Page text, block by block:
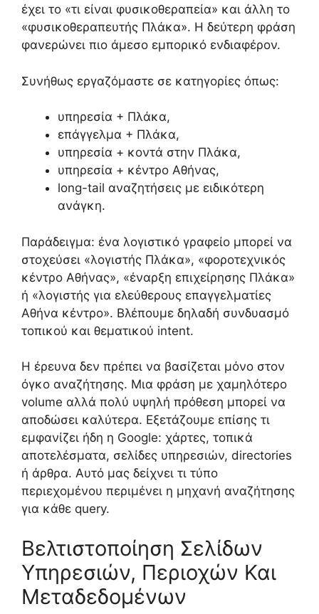
έχει το «τι είναι φυσικοθεραπεία» και άλλη το
«φυσικοθεραπευτής Πλάκα». Η δεύτερη φράση
φανερώνει πιο άμεσο εμπορικό ενδιαφέρον.
Συνήθως εργαζόμαστε σε κατηγορίες όπως:
υπηρεσία + Πλάκα,
επάγγελμα + Πλάκα,
υπηρεσία + κοντά στην Πλάκα,
υπηρεσία + κέντρο Αθήνας,
long-tail αναζητήσεις με ειδικότερη
ανάγκη.
Παράδειγμα: ένα λογιστικό γραφείο μπορεί να
στοχεύσει «λογιστής Πλάκα», «φοροτεχνικός
κέντρο Αθήνας», «έναρξη επιχείρησης Πλάκα»
ή «λογιστής για ελεύθερους επαγγελματίες
Αθήνα κέντρο». Βλέπουμε δηλαδή συνδυασμό
τοπικού και θεματικού intent.
Η έρευνα δεν πρέπει να βασίζεται μόνο στον
όγκο αναζήτησης. Μια φράση με χαμηλότερο
volume αλλά πολύ υψηλή πρόθεση μπορεί να
αποδώσει καλύτερα. Εξετάζουμε επίσης τι
εμφανίζει ήδη η Google: χάρτες, τοπικά
αποτελέσματα, σελίδες υπηρεσιών, directories
ή άρθρα. Αυτό μας δείχνει τι τύπο
περιεχομένου περιμένει η μηχανή αναζήτησης
για κάθε query.
Βελτιστοποίηση Σελίδων
Υπηρεσιών, Περιοχών Και
Μεταδεδομένων